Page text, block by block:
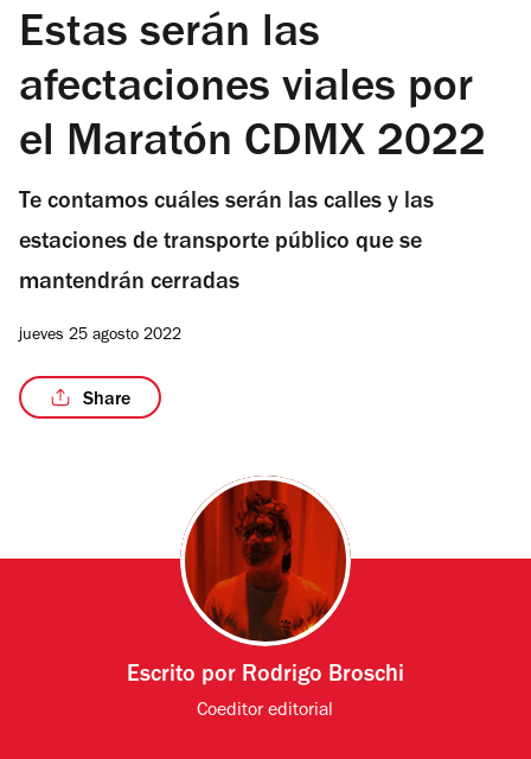
Estas serán las
afectaciones viales por
el Maratón CDMX 2022
Te contamos cuáles serán las calles y las
estaciones de transporte público que se
mantendrán cerradas
jueves 25 agosto 2022
Share
Escrito por Rodrigo Broschi
Coeditor editorial